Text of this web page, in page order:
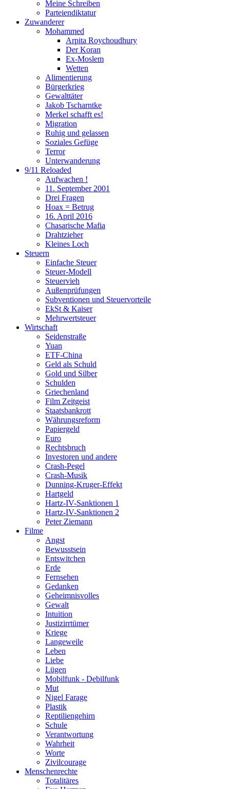
Meine Schreiben
Parteiendiktatur
Zuwanderer
Mohammed
Arpita Roychoudhury
Der Koran
Ex-Moslem
Wetten
Alimentierung
Bürgerkrieg
Gewalttäter
Jakob Tscharntke
Merkel schafft es!
Migration
Ruhig und gelassen
Soziales Gefüge
Terror
Unterwanderung
9/11 Reloaded
Aufwachen !
11. September 2001
Drei Fragen
Hoax = Betrug
16. April 2016
Chasarische Mafia
Drahtzieher
Kleines Loch
Steuern
Einfache Steuer
Steuer-Modell
Steuervieh
Außenprüfungen
Subventionen und Steuervorteile
EkSt & Kaiser
Mehrwertsteuer
Wirtschaft
Seidenstraße
Yuan
ETF-China
Geld als Schuld
Gold und Silber
Schulden
Griechenland
Film Zeitgeist
Staatsbankrott
Währungsreform
Papiergeld
Euro
Rechtsbruch
Investoren und andere
Crash-Pegel
Crash-Musik
Dunning-Kruger-Effekt
Hartgeld
Hartz-IV-Sanktionen 1
Hartz-IV-Sanktionen 2
Peter Ziemann
Filme
Angst
Bewusstsein
Entswitchen
Erde
Fernsehen
Gedanken
Geheimnisvolles
Gewalt
Intuition
Justizirrtümer
Kriege
Langeweile
Leben
Liebe
Lügen
Mobilfunk - Debilfunk
Mut
Nigel Farage
Plastik
Reptiliengehirn
Schule
Verantwortung
Wahrheit
Worte
Zivilcourage
Menschenrechte
Totalitäres